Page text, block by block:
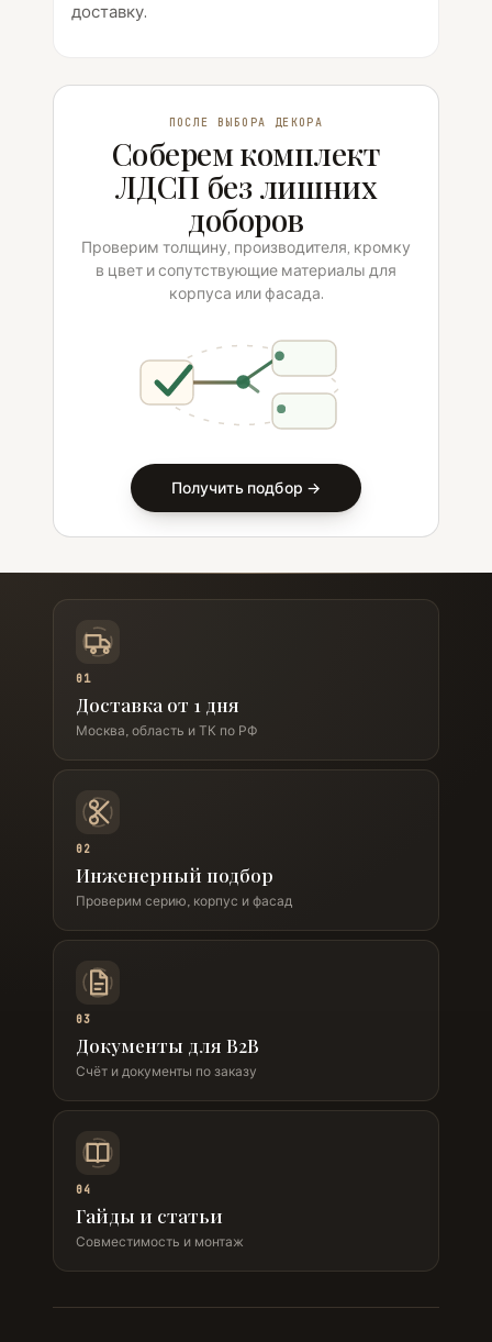
доставку.
ПОСЛЕ ВЫБОРА ДЕКОРА
Соберем комплект
ЛДСП без лишних
доборов
Проверим толщину, производителя, кромку
в цвет и сопутствующие материалы для
корпуса или фасада.
Получить подбор →
01
Доставка от 1 дня
Москва, область и ТК по РФ
02
Инженерный подбор
Проверим серию, корпус и фасад
03
Документы для B2B
Счёт и документы по заказу
04
Гайды и статьи
Совместимость и монтаж